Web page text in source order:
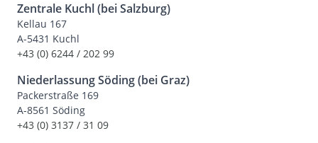
Zentrale Kuchl (bei Salzburg)
Kellau 167
A-5431 Kuchl
+43 (0) 6244 / 202 99
Niederlassung Söding (bei Graz)
Packerstraße 169
A-8561 Söding
+43 (0) 3137 / 31 09